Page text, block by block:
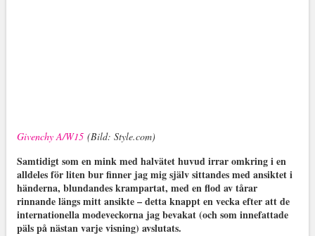
Givenchy A/W15(Bild: Style.com)
Samtidigt som en mink med halvätet huvud irrar omkring i en
alldeles för liten bur finner jag mig själv sittandes med ansiktet i
händerna, blundandes krampartat, med en flod av tårar
rinnande längs mitt ansikte – detta knappt en vecka efter att de
internationella modeveckorna jag bevakat (och som innefattade
päls på nästan varje visning) avslutats.